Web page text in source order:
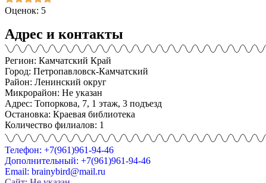
Оценок: 5
Адрес и контакты
Регион: Камчатский Край
Город: Петропавловск-Камчатский
Район: Ленинский округ
Микрорайон: Не указан
Адрес: Топоркова, 7, 1 этаж, 3 подъезд
Остановка: Краевая библиотека
Количество филиалов: 1
Телефон: +7(961)961-94-46
Дополнительный: +7(961)961-94-46
Email: brainybird@mail.ru